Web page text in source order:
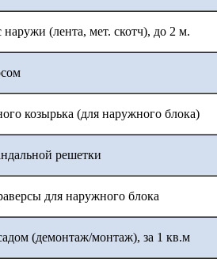
(лента, мет. скотч), до 2 м.
козырька (для наружного блока)
решетки
для наружного блока
(демонтаж/монтаж), за 1 кв.м